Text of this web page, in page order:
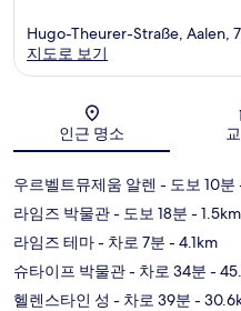
Hugo-Theurer-Straße, Aalen,
지도로 보기
인근 명소
우르벨트뮤제움 알렌 - 도보 10분
라임즈 박물관- 도보 18분 - 1.5km
라임즈 테마- 차로 7분 - 4.1km
슈타이프 박물관- 차로 34분 -
헬렌스타인 성 - 차로 39분 -